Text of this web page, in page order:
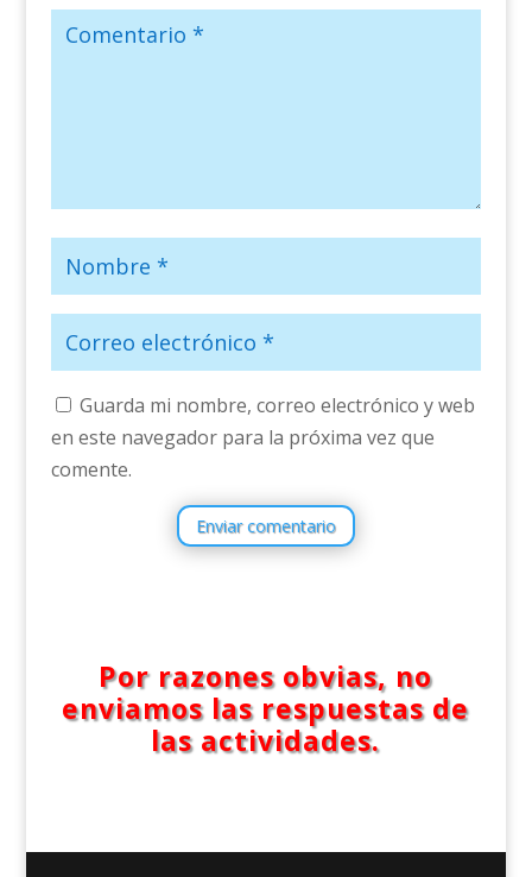
Guarda mi nombre, correo electrónico y web
en este navegador para la próxima vez que
comente.
Enviar comentario
Por razones obvias, no
enviamos las respuestas de
las actividades.